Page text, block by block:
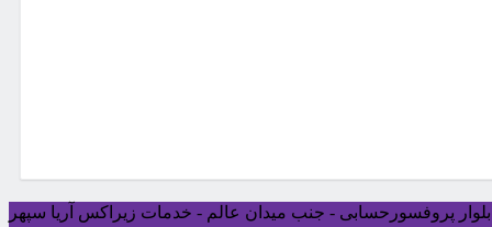
بلوار پروفسورحسابی - جنب میدان عالم - خدمات زیراکس آریا سپهر